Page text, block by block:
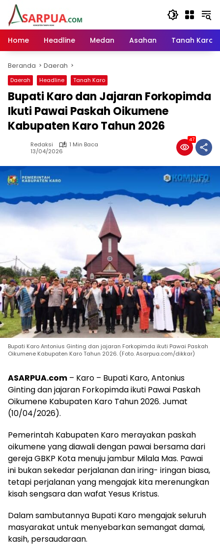
Langsung
konten
Home
Headline Medan Asahan Tanah Karo
Beranda Daerah
Daerah Headline Tanah Karo
Bupati Karo dan Jajaran Forkopimda
Ikuti Pawai Paskah Oikumene
Kabupaten Karo Tahun 2026
Redaksi
1 Min Baca
13/04/2026
47
Bupati Karo Antonius Ginting dan jajaran Forkopimda ikuti Pawai Paskah
Oikumene Kabupaten Karo Tahun 2026. (Foto. Asarpua.com/dikkar)
ASARPUA.com – Karo – Bupati Karo, Antonius
Ginting dan jajaran Forkopimda ikuti Pawai Paskah
Oikumene Kabupaten Karo Tahun 2026. Jumat
(10/04/2026).
Pemerintah Kabupaten Karo merayakan paskah
oikumene yang diawali dengan pawai bersama dari
gereja GBKP Kota menuju jambur Milala Mas. Pawai
ini bukan sekedar perjalanan dan iring- iringan biasa,
tetapi perjalanan yang mengajak kita merenungkan
kisah sengsara dan wafat Yesus Kristus.
Dalam sambutannya Bupati Karo mengajak seluruh
masyarakat untuk menyebarkan semangat damai,
kasih, persaudaraan.